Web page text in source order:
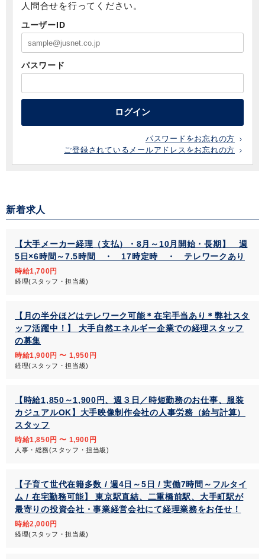
人問合せを行ってください。
ユーザーID
パスワード
ログイン
パスワードをお忘れの方
ご登録されているメールアドレスをお忘れの方
新着求人
【大手メーカー経理（支払）・8月～10月開始・長期】 週
5日×6時間～7.5時間 ・ 17時定時 ・ テレワークあり
時給1,700円
経理(スタッフ・担当級)
【月の半分ほどはテレワーク可能＊在宅手当あり＊弊社スタ
ッフ活躍中！】 大手自然エネルギー企業での経理スタッフ
の募集
時給1,900円 〜 1,950円
経理(スタッフ・担当級)
【時給1,850～1,900円、週３日／時短勤務のお仕事、服装
カジュアルOK】大手映像制作会社の人事労務（給与計算）
スタッフ
時給1,850円 〜 1,900円
人事・総務(スタッフ・担当級)
【子育て世代在籍多数 / 週4日～5日 / 実働7時間～フルタイ
ム / 在宅勤務可能】 東京駅直結、二重橋前駅、大手町駅が
最寄りの投資会社・事業経営会社にて経理業務をお任せ！
時給2,000円
経理(スタッフ・担当級)